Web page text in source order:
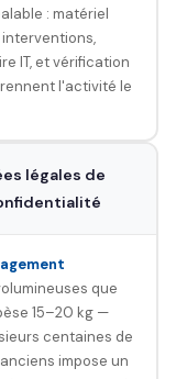
: matériel
IT, et vérification
l'activité le
légales de
que
15–20 kg —
centaines de
impose un